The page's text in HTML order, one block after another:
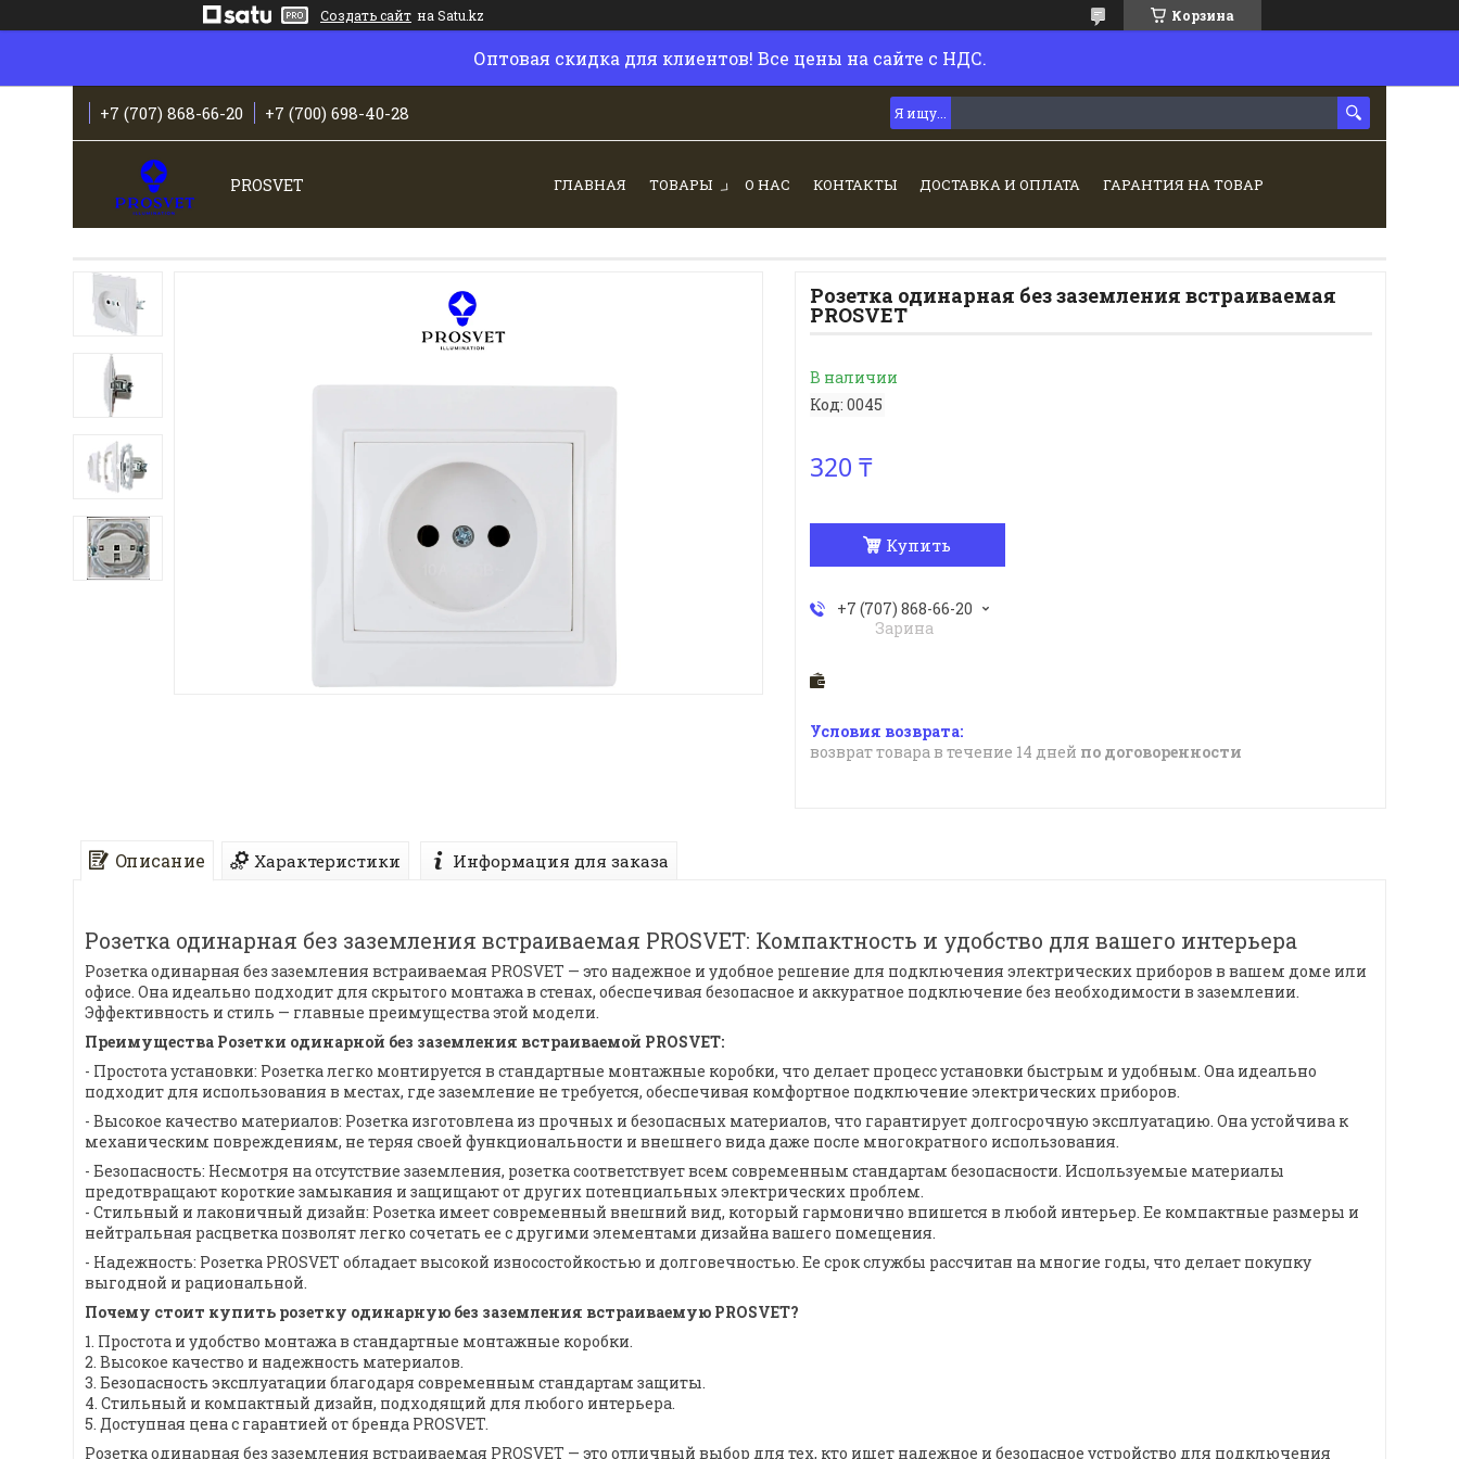
Создать сайт на Satu.kz Корзина
Оптовая скидка для клиентов! Все цены на сайте с НДС.
+7 (707) 868-66-20 +7 (700) 698-40-28
PROSVET ГЛАВНАЯ ТОВАРЫ О НАС КОНТАКТЫ ДОСТАВКА И ОПЛАТА ГАРАНТИЯ НА ТОВАР
Розетка одинарная без заземления встраиваемая
PROSVET
В наличии
Код: 0045
320 ₸
Купить
+7 (707) 868-66-20
Зарина
возврат товара в течение 14 дней по договоренности
Описание Характеристики Информация для заказа
Розетка одинарная без заземления встраиваемая PROSVET: Компактность и удобство для вашего интерьера
Розетка одинарная без заземления встраиваемая PROSVET — это надежное и удобное решение для подключения электрических приборов в вашем доме или
офисе. Она идеально подходит для скрытого монтажа в стенах, обеспечивая безопасное и аккуратное подключение без необходимости в заземлении.
Эффективность и стиль — главные преимущества этой модели.
Преимущества Розетки одинарной без заземления встраиваемой PROSVET:
- Простота установки: Розетка легко монтируется в стандартные монтажные коробки, что делает процесс установки быстрым и удобным. Она идеально
подходит для использования в местах, где заземление не требуется, обеспечивая комфортное подключение электрических приборов.
- Высокое качество материалов: Розетка изготовлена из прочных и безопасных материалов, что гарантирует долгосрочную эксплуатацию. Она устойчива к
механическим повреждениям, не теряя своей функциональности и внешнего вида даже после многократного использования.
- Безопасность: Несмотря на отсутствие заземления, розетка соответствует всем современным стандартам безопасности. Используемые материалы
предотвращают короткие замыкания и защищают от других потенциальных электрических проблем.
- Стильный и лаконичный дизайн: Розетка имеет современный внешний вид, который гармонично впишется в любой интерьер. Ее компактные размеры и
нейтральная расцветка позволят легко сочетать ее с другими элементами дизайна вашего помещения.
- Надежность: Розетка PROSVET обладает высокой износостойкостью и долговечностью. Ее срок службы рассчитан на многие годы, что делает покупку
выгодной и рациональной.
Почему стоит купить розетку одинарную без заземления встраиваемую PROSVET?
1. Простота и удобство монтажа в стандартные монтажные коробки.
2. Высокое качество и надежность материалов.
3. Безопасность эксплуатации благодаря современным стандартам защиты.
4. Стильный и компактный дизайн, подходящий для любого интерьера.
5. Доступная цена с гарантией от бренда PROSVET.
Розетка одинарная без заземления встраиваемая PROSVET — это отличный выбор для тех, кто ищет надежное и безопасное устройство для подключения